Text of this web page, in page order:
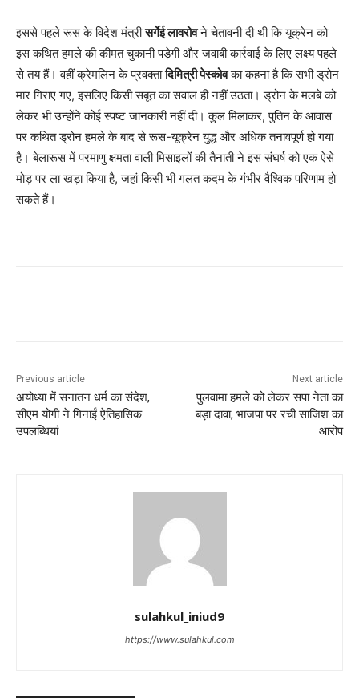
इससे पहले रूस के विदेश मंत्रीसर्गेई लावरोवने चेतावनी दी थी कि यूक्रेन को
इस कथित हमले की कीमत चुकानी पड़ेगी और जवाबी कार्रवाई के लिए लक्ष्य पहले
से तय हैं। वहीं क्रेमलिन के प्रवक्तादिमित्री पेस्कोवका कहना है कि सभी ड्रोन
मार गिराए गए, इसलिए किसी सबूत का सवाल ही नहीं उठता। ड्रोन के मलबे को
लेकर भी उन्होंने कोई स्पष्ट जानकारी नहीं दी। कुल मिलाकर, पुतिन के आवास
पर कथित ड्रोन हमले के बाद से रूस-यूक्रेन युद्ध और अधिक तनावपूर्ण हो गया
है। बेलारूस में परमाणु क्षमता वाली मिसाइलों की तैनाती ने इस संघर्ष को एक ऐसे
मोड़ पर ला खड़ा किया है, जहां किसी भी गलत कदम के गंभीर वैश्विक परिणाम हो
सकते हैं।
Previous article
अयोध्या में सनातन धर्म का संदेश,
सीएम योगी ने गिनाईं ऐतिहासिक
उपलब्धियां
Next article
पुलवामा हमले को लेकर सपा नेता का
बड़ा दावा, भाजपा पर रची साजिश का
आरोप
sulahkul_iniud9
https://www.sulahkul.com